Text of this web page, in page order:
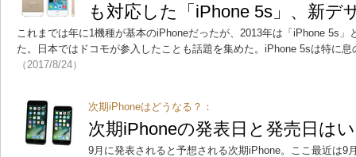
も対応した「iPhone 5s」、新デ
これまでは年に1機種が基本のiPhoneだったが、2013年は「iPhone 5s
た。日本ではドコモが参入したことも話題を集めた。iPhone 5sは特に
（2017/8/24）
次期iPhoneはどうなる？：
次期iPhoneの発表日と発売日は
9月に発表されると予想される次期iPhone。ここ最近は9